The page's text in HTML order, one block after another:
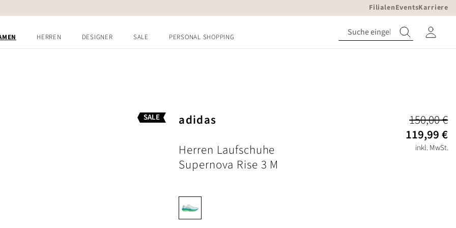
FilialenEventsKarriere
HERREN DESIGNER SALE PERSONAL SHOPPING
SALE
adidas
Herren Laufschuhe
Supernova Rise 3 M
150,00 €
119,99 €
inkl. MwSt.